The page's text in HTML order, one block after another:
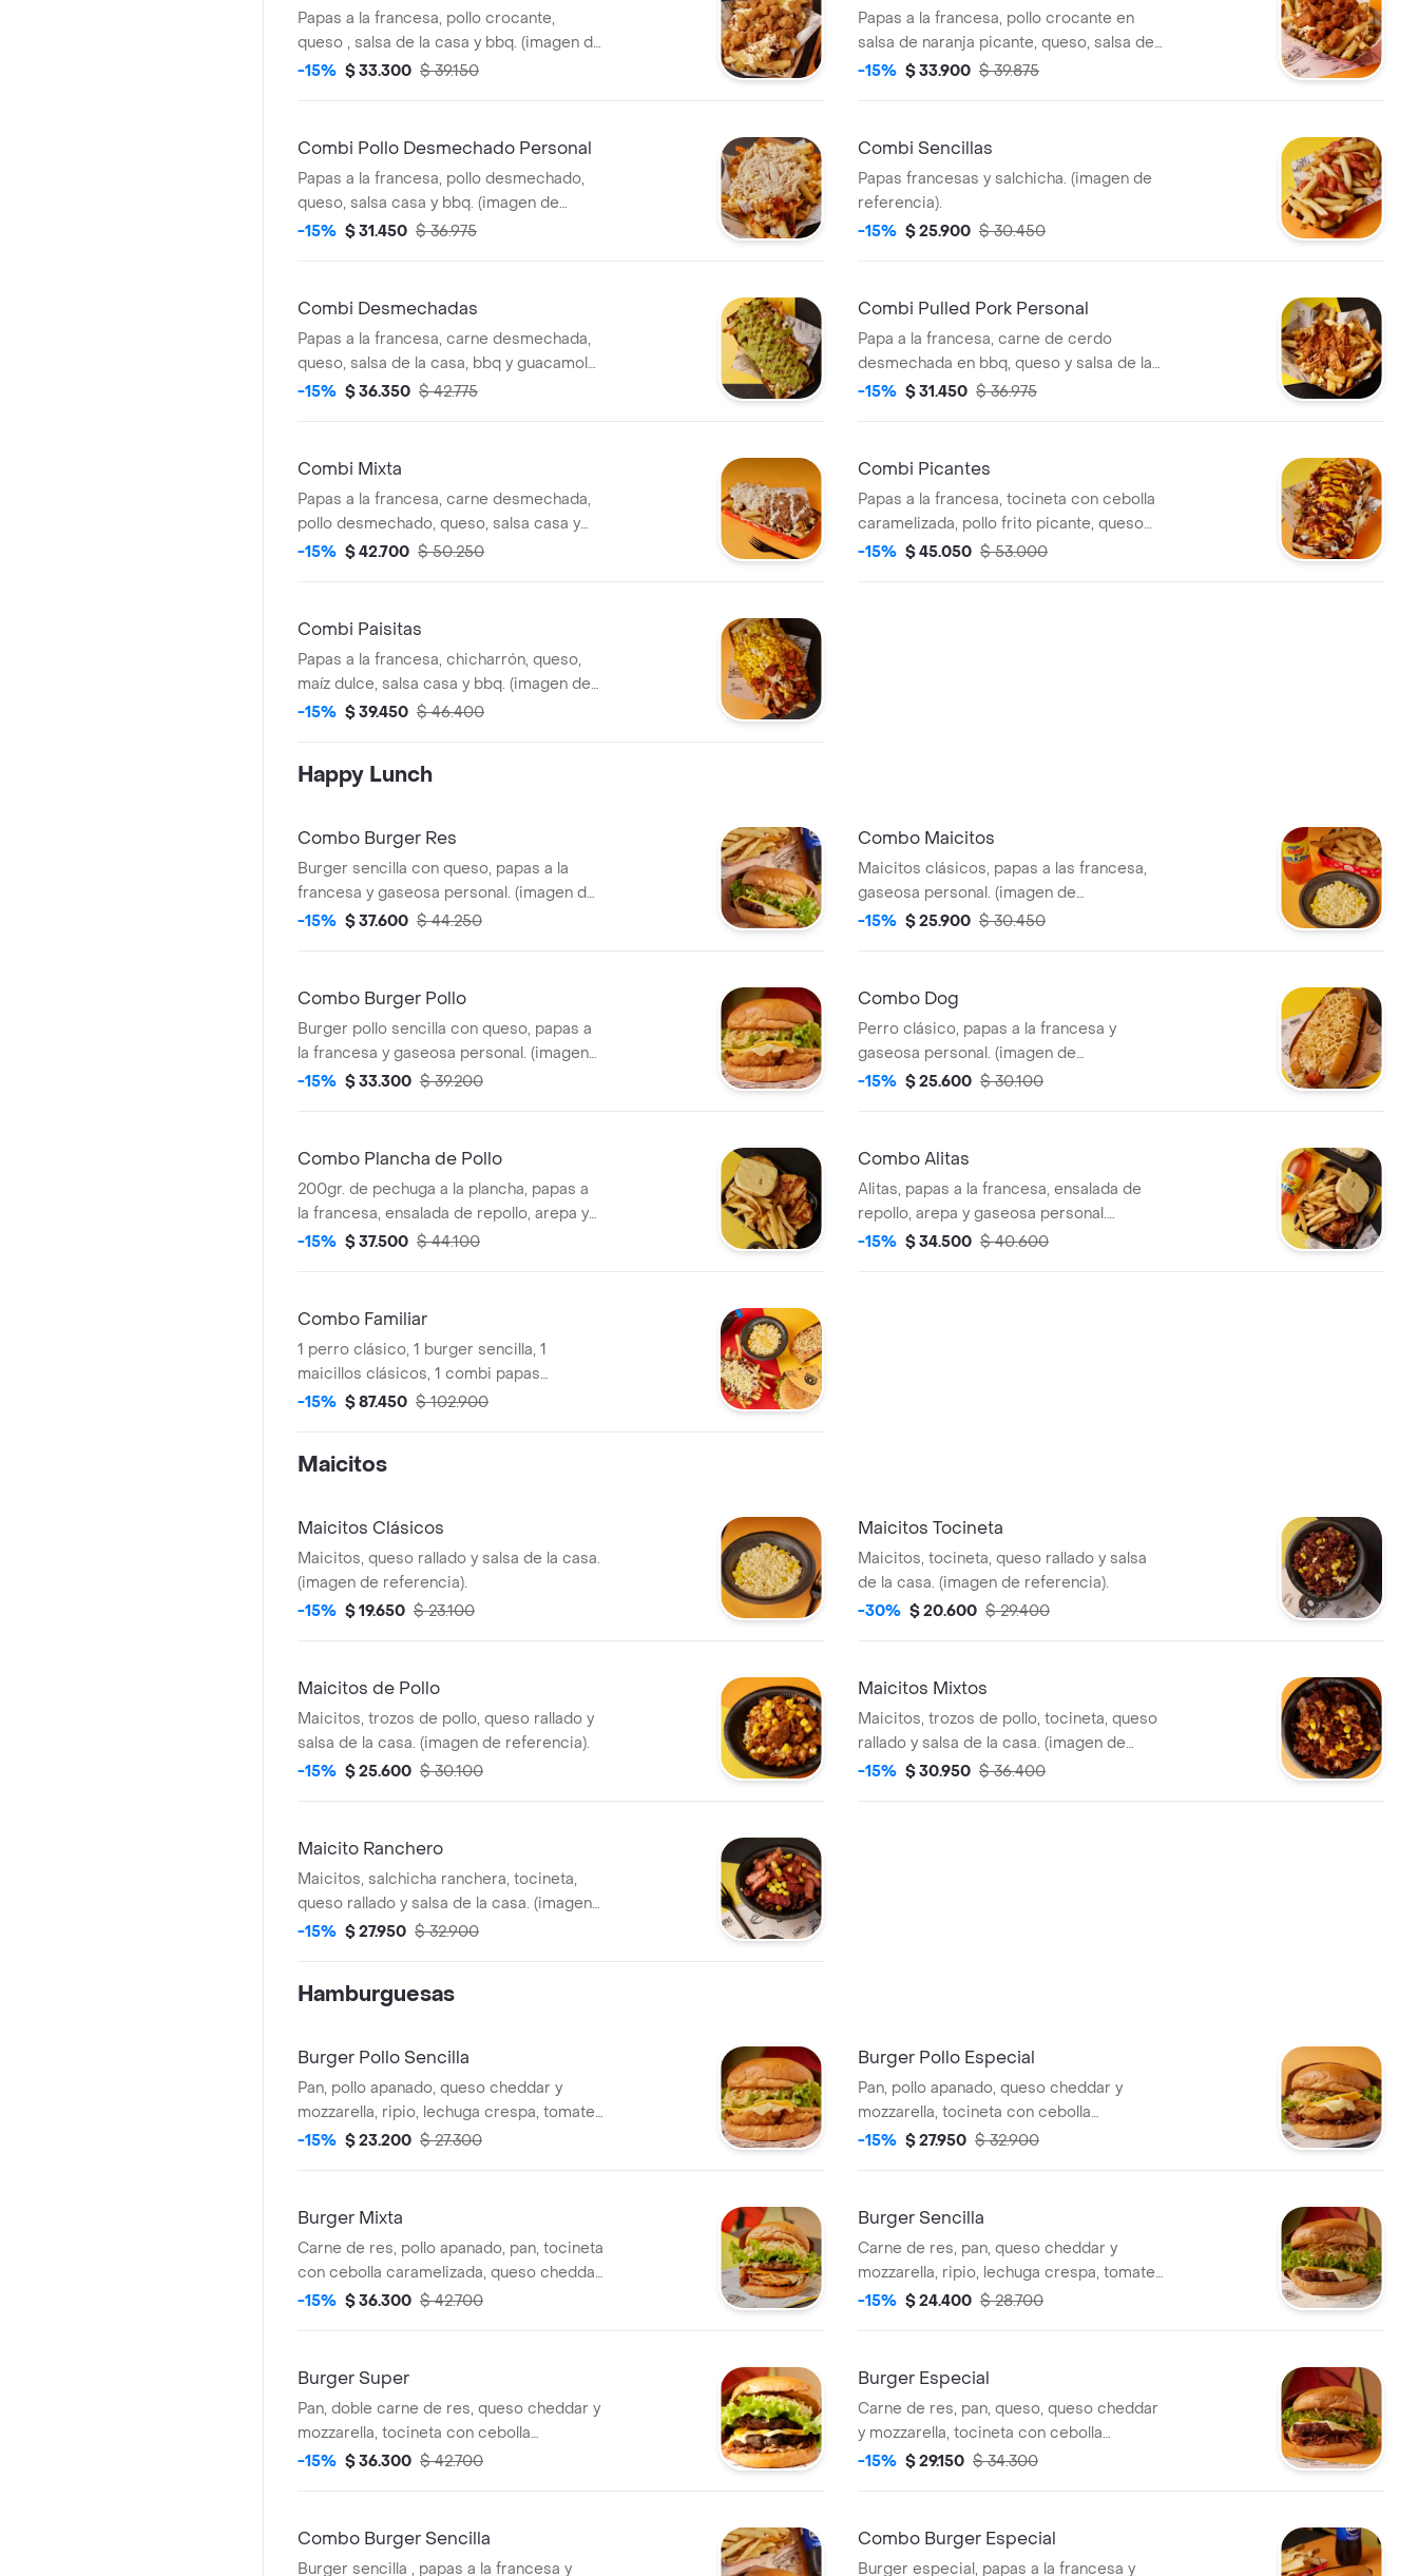
Papas a la francesa, pollo crocante,
queso , salsa de la casa y bbq. (imagen de
referencia).
-15% $ 33.300 $ 39.150
Papas a la francesa, pollo crocante en
salsa de naranja picante, queso, salsa de
la casa y bbq (imagen de referencia).
-15% $ 33.900 $ 39.875
Combi Pollo Desmechado Personal
Papas a la francesa, pollo desmechado,
queso, salsa casa y bbq. (imagen de
referencia).
-15% $ 31.450 $ 36.975
Combi Sencillas
Papas francesas y salchicha. (imagen de
referencia).
-15% $ 25.900 $ 30.450
Combi Desmechadas
Papas a la francesa, carne desmechada,
queso, salsa de la casa, bbq y guacamole.
(imagen de referencia).
-15% $ 36.350 $ 42.775
Combi Pulled Pork Personal
Papa a la francesa, carne de cerdo
desmechada en bbq, queso y salsa de la
casa. (imagen de referencia).
-15% $ 31.450 $ 36.975
Combi Mixta
Papas a la francesa, carne desmechada,
pollo desmechado, queso, salsa casa y
bbq. (imagen de referencia).
-15% $ 42.700 $ 50.250
Combi Picantes
Papas a la francesa, tocineta con cebolla
caramelizada, pollo frito picante, queso
cheddar, jalapeño, chipotle y salsa de la
-15% $ 45.050 $ 53.000
Combi Paisitas
Papas a la francesa, chicharrón, queso,
maíz dulce, salsa casa y bbq. (imagen de
referencia).
-15% $ 39.450 $ 46.400
Happy Lunch
Combo Burger Res
Burger sencilla con queso, papas a la
francesa y gaseosa personal. (imagen de
referencia).
-15% $ 37.600 $ 44.250
Combo Maicitos
Maicitos clásicos, papas a las francesa,
gaseosa personal. (imagen de
referencia).
-15% $ 25.900 $ 30.450
Combo Burger Pollo
Burger pollo sencilla con queso, papas a
la francesa y gaseosa personal. (imagen
de referencia).
-15% $ 33.300 $ 39.200
Combo Dog
Perro clásico, papas a la francesa y
gaseosa personal. (imagen de
referencia).
-15% $ 25.600 $ 30.100
Combo Plancha de Pollo
200gr. de pechuga a la plancha, papas a
la francesa, ensalada de repollo, arepa y
gaseosa personal. (imagen de
-15% $ 37.500 $ 44.100
Combo Alitas
Alitas, papas a la francesa, ensalada de
repollo, arepa y gaseosa personal.
(imagen de referencia).
-15% $ 34.500 $ 40.600
Combo Familiar
1 perro clásico, 1 burger sencilla, 1
maicillos clásicos, 1 combi papas
especial mediana y 1 gaseosa de 1.5lt.
-15% $ 87.450 $ 102.900
Maicitos
Maicitos Clásicos
Maicitos, queso rallado y salsa de la casa.
(imagen de referencia).
-15% $ 19.650 $ 23.100
Maicitos Tocineta
Maicitos, tocineta, queso rallado y salsa
de la casa. (imagen de referencia).
-30% $ 20.600 $ 29.400
Maicitos de Pollo
Maicitos, trozos de pollo, queso rallado y
salsa de la casa. (imagen de referencia).
-15% $ 25.600 $ 30.100
Maicitos Mixtos
Maicitos, trozos de pollo, tocineta, queso
rallado y salsa de la casa. (imagen de
referencia).
-15% $ 30.950 $ 36.400
Maicito Ranchero
Maicitos, salchicha ranchera, tocineta,
queso rallado y salsa de la casa. (imagen
de referencia).
-15% $ 27.950 $ 32.900
Hamburguesas
Burger Pollo Sencilla
Pan, pollo apanado, queso cheddar y
mozzarella, ripio, lechuga crespa, tomate,
repollo y salsas. (imagen de referencia).
-15% $ 23.200 $ 27.300
Burger Pollo Especial
Pan, pollo apanado, queso cheddar y
mozzarella, tocineta con cebolla
caramelizada, ripio, lechuga crespa,
-15% $ 27.950 $ 32.900
Burger Mixta
Carne de res, pollo apanado, pan, tocineta
con cebolla caramelizada, queso cheddar
y mozzarella, ripio, lechuga crespa,
-15% $ 36.300 $ 42.700
Burger Sencilla
Carne de res, pan, queso cheddar y
mozzarella, ripio, lechuga crespa, tomate,
repollo y salsas. (imagen de referencia).
-15% $ 24.400 $ 28.700
Burger Super
Pan, doble carne de res, queso cheddar y
mozzarella, tocineta con cebolla
caramelizada, ripio, lechuga crespa,
-15% $ 36.300 $ 42.700
Burger Especial
Carne de res, pan, queso, queso cheddar
y mozzarella, tocineta con cebolla
caramelizada, ripio, lechuga crespa,
-15% $ 29.150 $ 34.300
Combo Burger Sencilla
Burger sencilla , papas a la francesa y
Combo Burger Especial
Burger especial, papas a la francesa y